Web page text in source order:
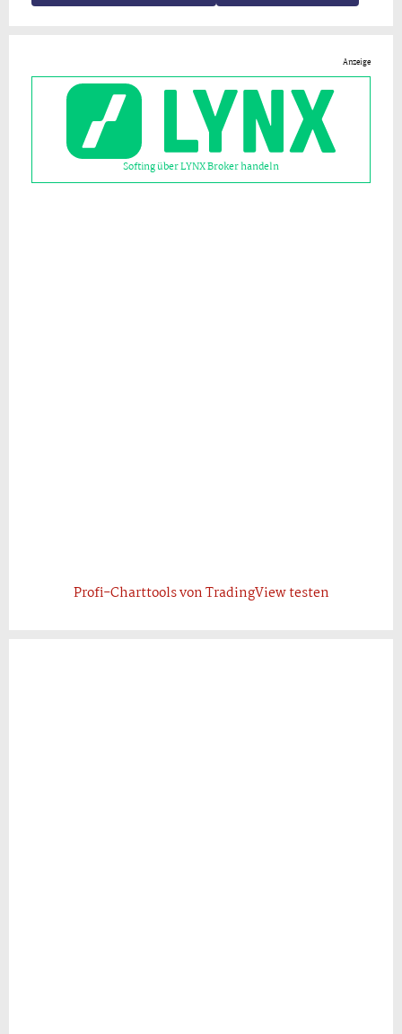
Anzeige
Softing über LYNX Broker handeln
Profi-Charttools von TradingView testen